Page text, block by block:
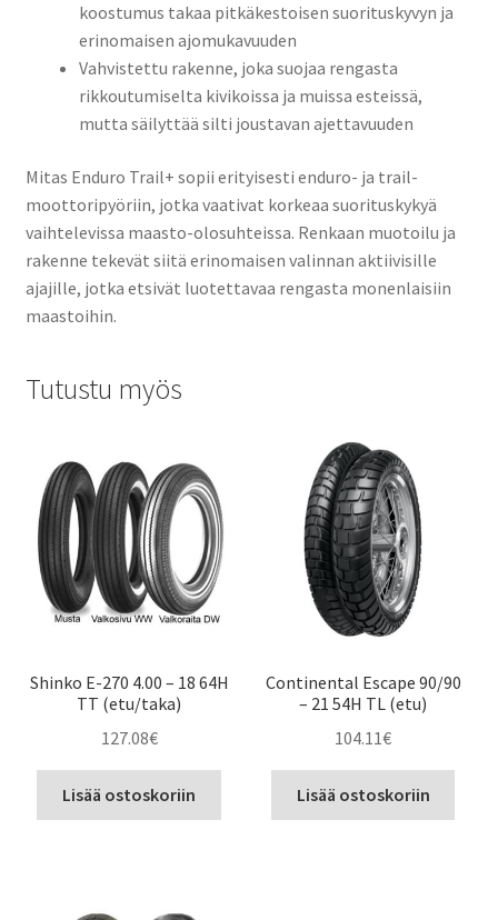
koostumus takaa pitkäkestoisen suorituskyvyn ja
erinomaisen ajomukavuuden
Vahvistettu rakenne, joka suojaa rengasta
rikkoutumiselta kivikoissa ja muissa esteissä,
mutta säilyttää silti joustavan ajettavuuden
Mitas Enduro Trail+ sopii erityisesti enduro- ja trail-
moottoripyöriin, jotka vaativat korkeaa suorituskykyä
vaihtelevissa maasto-olosuhteissa. Renkaan muotoilu ja
rakenne tekevät siitä erinomaisen valinnan aktiivisille
ajajille, jotka etsivät luotettavaa rengasta monenlaisiin
maastoihin.
Tutustu myös
Shinko E-270 4.00 – 18 64H
TT (etu/taka)
127.08€
Lisää ostoskoriin
Continental Escape 90/90
– 21 54H TL (etu)
104.11€
Lisää ostoskoriin